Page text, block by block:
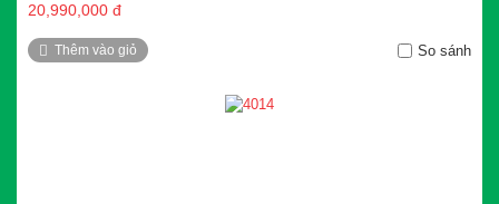
20,990,000 đ
Thêm vào giỏ So sánh